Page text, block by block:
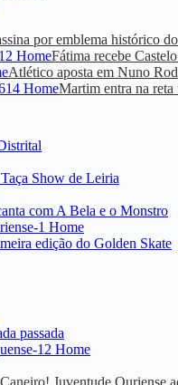
por emblema histórico
Fátima recebe
Atlético aposta em Nuno
Martim entra na
Show de Leiria
com A Bela e o Monstro
edição do Golden Skate
passada
Juventude Ouriense